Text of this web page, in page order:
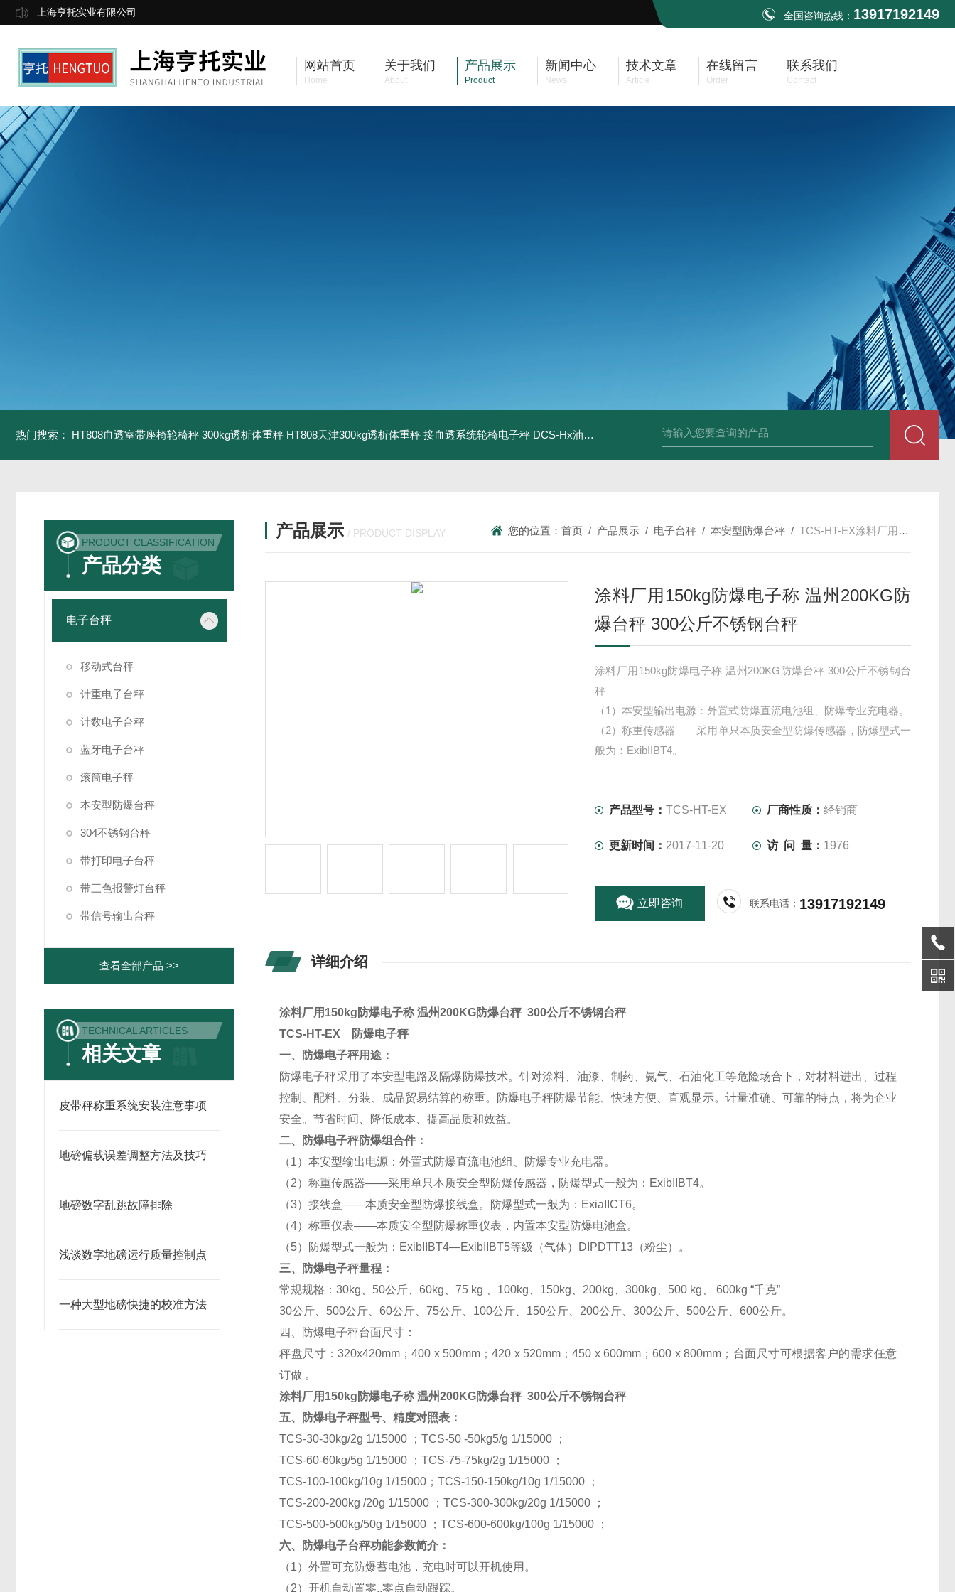
上海亨托实业有限公司 全国咨询热线： 13917192149
网站首页
Home
关于我们
About
产品展示
Product
新闻中心
News
技术文章
Article
在线留言
Order
联系我们
Contact
热门搜索： HT808血透室带座椅轮椅秤 300kg透析体重秤 HT808天津300kg透析体重秤 接血透系统轮椅电子秤 DCS-Hx油桶搬运车电子秤 上海350kg防爆倒桶称 HT808300kg带座椅轮椅秤 血透室轮椅
PRODUCT CLASSIFICATION
产品分类
电子台秤
移动式台秤
计重电子台秤
计数电子台秤
蓝牙电子台秤
滚筒电子秤
本安型防爆台秤
304不锈钢台秤
带打印电子台秤
带三色报警灯台秤
带信号输出台秤
查看全部产品 >>
TECHNICAL ARTICLES
相关文章
皮带秤称重系统安装注意事项
地磅偏载误差调整方法及技巧
地磅数字乱跳故障排除
浅谈数字地磅运行质量控制点
一种大型地磅快捷的校准方法
产品展示 / PRODUCT DISPLAY 您的位置：首页 / 产品展示 / 电子台秤 /本安型防爆台秤 /TCS-HT-EX涂料厂用150kg防爆电子称 温州200KG防爆台秤 300公斤不锈钢台秤
涂料厂用150kg防爆电子称 温州200KG防
爆台秤 300公斤不锈钢台秤
涂料厂用150kg防爆电子称 温州200KG防爆台秤 300公斤不锈钢台
秤
（1）本安型输出电源：外置式防爆直流电池组、防爆专业充电器。
（2）称重传感器——采用单只本质安全型防爆传感器，防爆型式一
般为：ExibIIBT4。
（4）称重仪表——本质安全型防爆称重仪表，内置本安型防爆电池
产品型号： TCS-HT-EX 厂商性质：经销商
更新时间： 2017-11-20 访 问 量： 1976
立即咨询 联系电话： 13917192149
详细介绍
涂料厂用150kg防爆电子称 温州200KG防爆台秤 300公斤不锈钢台秤
TCS-HT-EX 防爆电子秤
一、防爆电子秤用途：
防爆电子秤采用了本安型电路及隔爆防爆技术。针对涂料、油漆、制药、氨气、石油化工等危险场合下，对材料进出、过程
控制、配料、分装、成品贸易结算的称重。防爆电子秤防爆节能、快速方便、直观显示。计量准确、可靠的特点，将为企业
安全。节省时间、降低成本、提高品质和效益。
二、防爆电子秤防爆组合件：
（1）本安型输出电源：外置式防爆直流电池组、防爆专业充电器。
（2）称重传感器——采用单只本质安全型防爆传感器，防爆型式一般为：ExibIIBT4。
（3）接线盒——本质安全型防爆接线盒。防爆型式一般为：ExiaIICT6。
（4）称重仪表——本质安全型防爆称重仪表，内置本安型防爆电池盒。
（5）防爆型式一般为：ExibIIBT4—ExibIIBT5等级（气体）DIPDTT13（粉尘）。
三、防爆电子秤量程：
常规规格：30kg、50公斤、60kg、75 kg 、100kg、150kg、200kg、300kg、500 kg、 600kg “千克”
30公斤、500公斤、60公斤、75公斤、100公斤、150公斤、200公斤、300公斤、500公斤、600公斤。
四、防爆电子秤台面尺寸：
秤盘尺寸：320x420mm；400 x 500mm；420 x 520mm；450 x 600mm；600 x 800mm；台面尺寸可根据客户的需求任意
订做 。
涂料厂用150kg防爆电子称 温州200KG防爆台秤 300公斤不锈钢台秤
五、防爆电子秤型号、精度对照表：
TCS-30-30kg/2g 1/15000
；TCS-50 -50kg5/g 1/15000 ；
TCS-60-60kg/5g 1/15000 ；TCS-75-75kg/2g 1/15000 ；
TCS-100-100kg/10g 1/15000；TCS-150-150kg/10g 1/15000 ；
TCS-200-200kg /20g 1/15000 ；TCS-300-300kg/20g 1/15000 ；
TCS-500-500kg/50g 1/15000 ；TCS-600-600kg/100g 1/15000 ；
六、防爆电子台秤功能参数简介：
（1）外置可充防爆蓄电池，充电时可以开机使用。
（2）开机自动置零,.零点自动跟踪。